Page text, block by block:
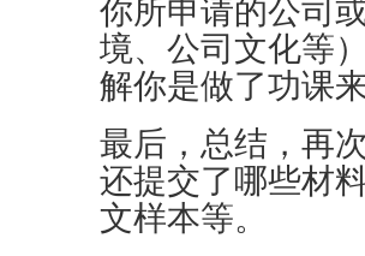
你所申请的公司
境、公司文化等
解你是做了功课
最后，总结，再
还提交了哪些材
文样本等。